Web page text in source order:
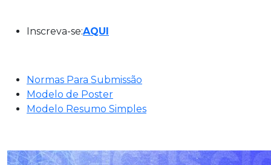
Inscreva-se:AQUI
Normas Para Submissão
Modelo de Poster
Modelo Resumo Simples